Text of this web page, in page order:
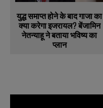
युद्ध समाप्त होने के बाद गाजा का
क्या करेगा इजरायल? बेंजामिन
नेतन्याहू ने बताया भविष्य का
प्लान